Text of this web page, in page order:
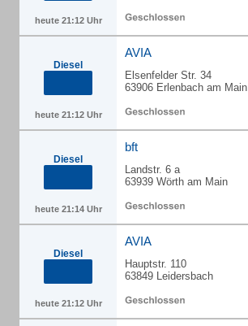
heute 21:12 Uhr
Diesel
heute 21:12 Uhr
AVIA
Elsenfelder Str. 34
63906 Erlenbach am Main
Diesel
heute 21:14 Uhr
bft
Landstr. 6 a
63939 Wörth am Main
Diesel
heute 21:12 Uhr
AVIA
Hauptstr. 110
63849 Leidersbach